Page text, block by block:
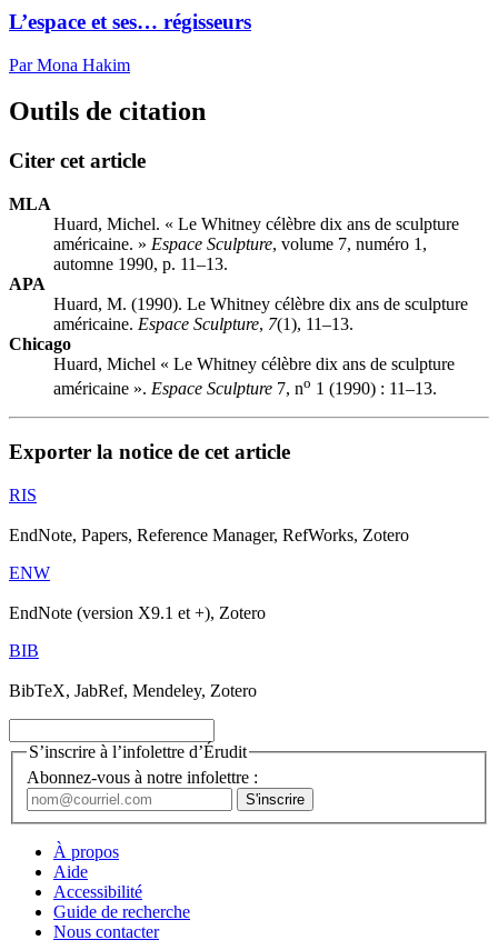
L’espace et ses… régisseurs
Par Mona Hakim
Outils de citation
Citer cet article
MLA
Huard, Michel. « Le Whitney célèbre dix ans de sculpture
américaine. » Espace Sculpture, volume 7, numéro 1,
automne 1990, p. 11–13.
APA
Huard, M. (1990). Le Whitney célèbre dix ans de sculpture
américaine. Espace Sculpture, 7(1), 11–13.
Chicago
Huard, Michel « Le Whitney célèbre dix ans de sculpture
américaine ». Espace Sculpture 7, no 1 (1990) : 11–13.
Exporter la notice de cet article
RIS
EndNote, Papers, Reference Manager, RefWorks, Zotero
ENW
EndNote (version X9.1 et +), Zotero
BIB
BibTeX, JabRef, Mendeley, Zotero
S’inscrire à l’infolettre d’Érudit
Abonnez-vous à notre infolettre :
À propos
Aide
Accessibilité
Guide de recherche
Nous contacter